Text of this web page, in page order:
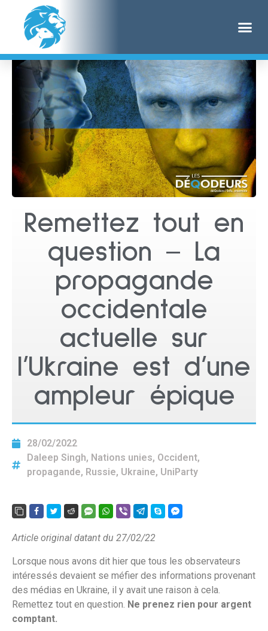
Remettez tout en
question – La
propagande
occidentale
actuelle sur
l’Ukraine est d’une
ampleur épique
28/02/2022
Daleep Singh, Nations unies, Occident,
propagande, Russie, Ukraine, UniParty
Article original datant du 27/02/22
Lorsque nous avons dit hier que tous les observateurs
intéressés devaient se méfier des informations provenant
des médias en Ukraine, il y avait une raison à cela.
Remettez tout en question. Ne prenez rien pour argent
comptant.